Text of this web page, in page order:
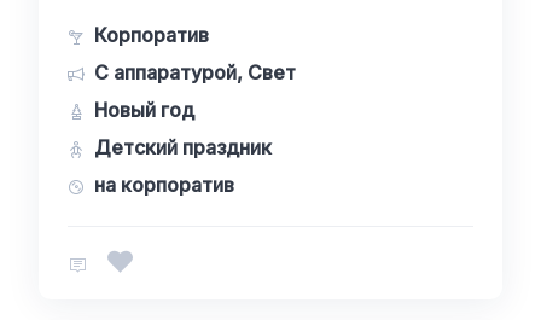
Корпоратив
С аппаратурой, Свет
Новый год
Детский праздник
на корпоратив